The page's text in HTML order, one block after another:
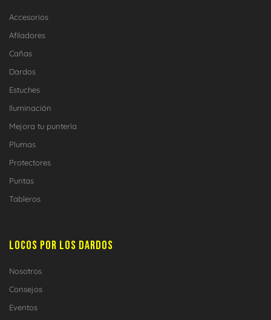
Accesorios
Afiladores
Cañas
Dardos
Estuches
Iluminación
Mejora tu puntería
Plumas
Protectores
Puntas
Tableros
LOCOS POR LOS DARDOS
Nosotros
Consejos
Eventos